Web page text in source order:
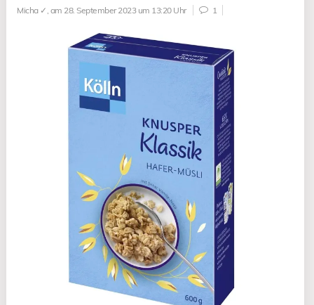
Micha ✓ , am 28. September 2023 um 13:20 Uhr 1